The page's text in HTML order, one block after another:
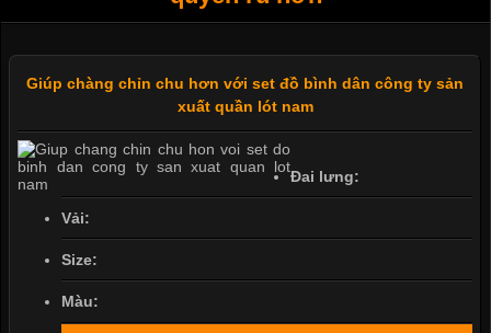
Giúp chàng chỉn chu hơn với set đồ bình dân công ty sản
xuất quần lót nam
Đai lưng:
Vải:
Size:
Màu: